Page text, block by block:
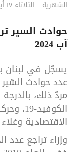
الشهرية الثلاثاء ١٧ أيلول ٢٠٢٤
آب 2024
عدد حوادث السّير
مردّ ذلك،
الاقتصادية
وإزاء تراجع عدد